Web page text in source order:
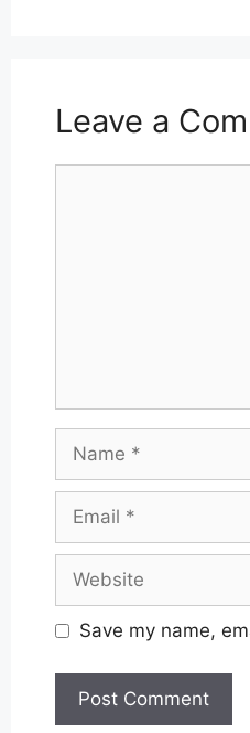
Leave a
Name
Email
Website
Save my name,